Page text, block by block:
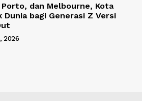
Porto, dan Melbourne, Kota
Dunia bagi Generasi Z Versi
2026